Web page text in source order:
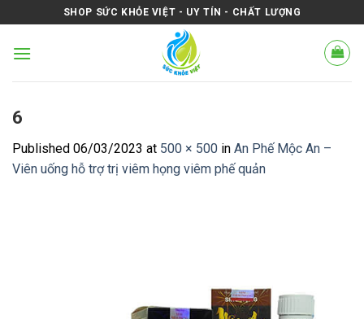
to
content
SHOP SỨC KHỎE VIỆT - UY TÍN - CHẤT LƯỢNG
6
Published 06/03/2023 at 500 × 500 in An Phế Mộc An –
Viên uống hỗ trợ trị viêm họng viêm phế quản